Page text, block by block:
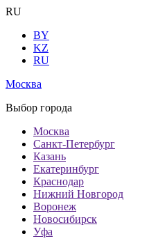
RU
BY
KZ
RU
Москва
Выбор города
Москва
Санкт-Петербург
Казань
Екатеринбург
Краснодар
Нижний Новгород
Воронеж
Новосибирск
Уфа